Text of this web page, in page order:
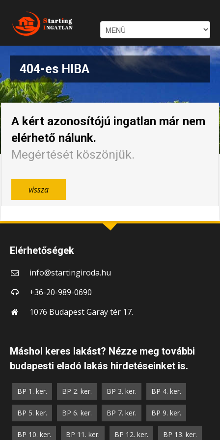
404-es HIBA
A kért azonosítójú ingatlan már nem
elérhető nálunk.
Megértését köszönjük.
vissza
Elérhetőségek
info@startingiroda.hu
+36-20-989-0690
1076 Budapest Garay tér 17.
Máshol keres lakást? Nézze meg további
budapesti eladó lakás hirdetéseinket is.
BP 1. ker. BP 2. ker. BP 3. ker. BP 4. ker.
BP 5. ker. BP 6. ker. BP 7. ker. BP 9. ker.
BP 10. ker. BP 11. ker. BP 12. ker. BP 13. ker.